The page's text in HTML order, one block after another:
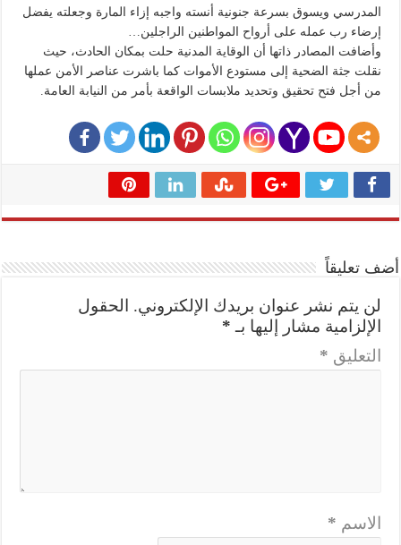
المدرسي ويسوق بسرعة جنونية أنسته واجبه إزاء المارة وجعلته يفضل
إرضاء رب عمله على أرواح المواطنين الراجلين…
وأضافت المصادر ذاتها أن الوقاية المدنية حلت بمكان الحادث، حيث
نقلت جثة الضحية إلى مستودع الأموات كما باشرت عناصر الأمن عملها
من أجل فتح تحقيق وتحديد ملابسات الواقعة بأمر من النيابة العامة.
أضف تعليقاً
لن يتم نشر عنوان بريدك الإلكتروني.
الحقول
الإلزامية مشار إليها بـ *
التعليق *
الاسم *